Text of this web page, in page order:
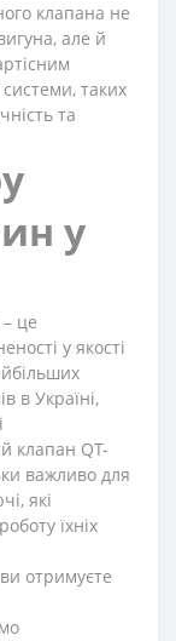
клапана не
але й
таких
та
у
це
у якості
в Україні,
клапан QT-
важливо для
які
їхніх
отримуєте